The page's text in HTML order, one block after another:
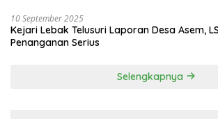
10 September 2025
Kejari Lebak Telusuri Laporan Desa Asem,
Penanganan Serius
Selengkapnya